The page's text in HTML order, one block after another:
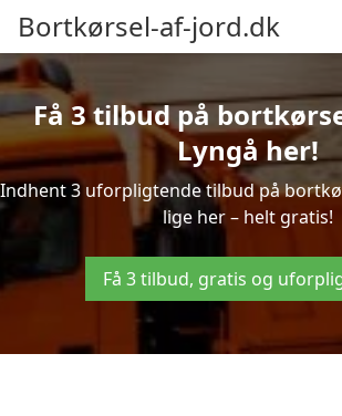
Bortkørsel-af-jord.dk
Få 3 tilbud på
Lyngå her!
Indhent 3 uforpligtende tilbud på
lige her – helt gratis!
Få 3 tilbud, gratis og